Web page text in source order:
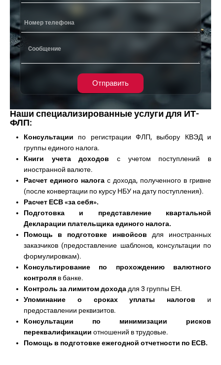
Отправить
Наши специализированные услуги для ИТ-
ФЛП:
Консультации по регистрации ФЛП, выбору КВЭД и
группы единого налога.
Книги учета доходов с учетом поступлений в
иностранной валюте.
Расчет единого налога с дохода, полученного в гривне
(после конвертации по курсу НБУ на дату поступления).
Расчет ЕСВ «за себя».
Подготовка и представление квартальной
Декларации плательщика единого налога.
Помощь в подготовке инвойсов для иностранных
заказчиков (предоставление шаблонов, консультации по
формулировкам).
Консультирование по прохождению валютного
контроля в банке.
Контроль за лимитом дохода для 3 группы ЕН.
Упоминание о сроках уплаты налогов и
предоставлении реквизитов.
Консультации по минимизации рисков
переквалификации отношений в трудовые.
Помощь в подготовке ежегодной отчетности по ЕСВ.